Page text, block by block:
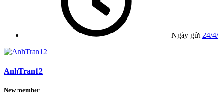
Ngày gửi 24/
AnhTran12
New member